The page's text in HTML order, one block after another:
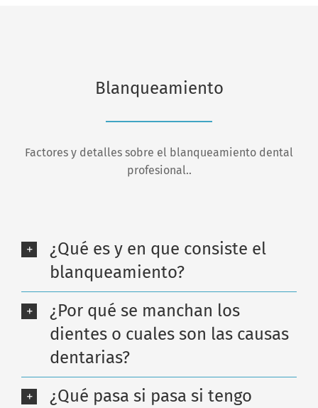
Blanqueamiento
Factores y detalles sobre el blanqueamiento dental
profesional..
¿Qué es y en que consiste el
blanqueamiento?
¿Por qué se manchan los
dientes o cuales son las causas
dentarias?
¿Qué pasa si pasa si tengo